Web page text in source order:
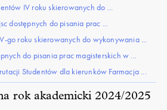
IV roku skierowanych do ...
dostępnych do pisania prac ...
go roku skierowanych do wykonywania ...
do pisania prac magisterskich w ...
Studentów dla kierunków Farmacja ...
rok akademicki 2024/2025